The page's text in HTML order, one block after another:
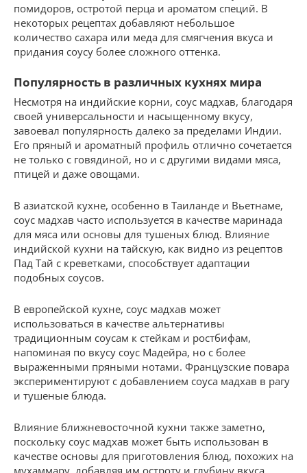
помидоров, остротой перца и ароматом специй. В
некоторых рецептах добавляют небольшое
количество сахара или меда для смягчения вкуса и
придания соусу более сложного оттенка.
Популярность в различных кухнях мира
Несмотря на индийские корни, соус мадхав, благодаря
своей универсальности и насыщенному вкусу,
завоевал популярность далеко за пределами Индии.
Его пряный и ароматный профиль отлично сочетается
не только с говядиной, но и с другими видами мяса,
птицей и даже овощами.
В азиатской кухне, особенно в Таиланде и Вьетнаме,
соус мадхав часто используется в качестве маринада
для мяса или основы для тушеных блюд. Влияние
индийской кухни на тайскую, как видно из рецептов
Пад Тай с креветками, способствует адаптации
подобных соусов.
В европейской кухне, соус мадхав может
использоваться в качестве альтернативы
традиционным соусам к стейкам и ростбифам,
напоминая по вкусу соус Мадейра, но с более
выраженными пряными нотами. Французские повара
экспериментируют с добавлением соуса мадхав в рагу
и тушеные блюда.
Влияние ближневосточной кухни также заметно,
поскольку соус мадхав может быть использован в
качестве основы для приготовления блюд, похожих на
мухаммару, добавляя им остроту и глубину вкуса.